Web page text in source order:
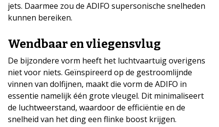
jets. Daarmee zou de ADIFO supersonische snelheden
kunnen bereiken.
Wendbaar en vliegensvlug
De bijzondere vorm heeft het luchtvaartuig overigens
niet voor niets. Geïnspireerd op de gestroomlijnde
vinnen van dolfijnen, maakt die vorm de ADIFO in
essentie namelijk één grote vleugel. Dit minimaliseert
de luchtweerstand, waardoor de efficiëntie en de
snelheid van het ding een flinke boost krijgen.